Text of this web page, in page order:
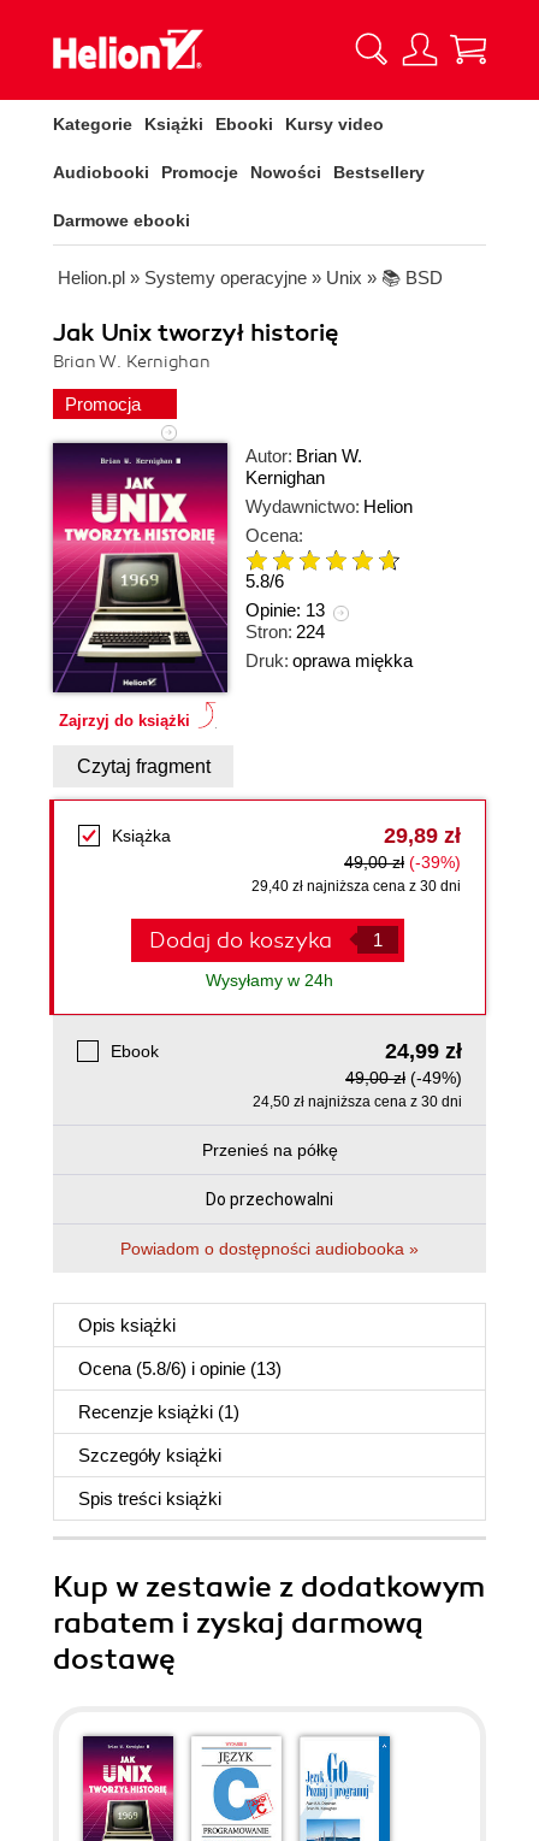
Kategorie Książki Ebooki Kursy video
Audiobooki Promocje Nowości Bestsellery
Darmowe ebooki
Helion.pl » Systemy operacyjne » Unix » 📚 BSD
Jak Unix tworzył historię
Brian W. Kernighan
Promocja
Zajrzyj do książki
Autor: Brian W.
Kernighan
Wydawnictwo: Helion
Ocena:
5.8/6
Opinie: 13
Stron: 224
Druk: oprawa miękka
Czytaj fragment
Książka 29,89 zł
49,00 zł (-39%)
29,40 zł najniższa cena z 30 dni
Dodaj do koszyka
Wysyłamy w 24h
Ebook 24,99 zł
49,00 zł (-49%)
24,50 zł najniższa cena z 30 dni
Przenieś na półkę
Do przechowalni
Powiadom o dostępności audiobooka »
Opis książki
Ocena (5.8/6) i opinie (13)
Recenzje książki (1)
Szczegóły książki
Spis treści książki
Kup w zestawie z dodatkowym
rabatem i zyskaj darmową
dostawę